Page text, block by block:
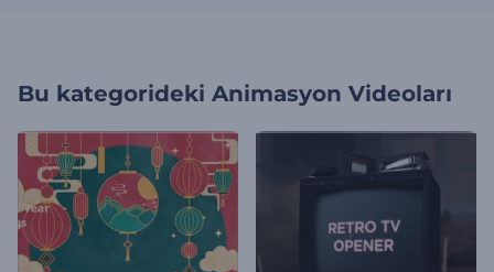
Bu kategorideki Animasyon Videoları